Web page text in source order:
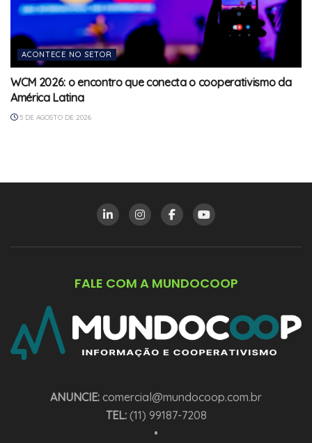
ACONTECE NO SETOR
WCM 2026: o encontro que conecta o cooperativismo da
América Latina
5 DE AGOSTO DE 2026
FALE COM A MUNDOCOOP
ANUNCIE: comercial@mundocoop.com.br
TEL:(11) 99187-7208
•